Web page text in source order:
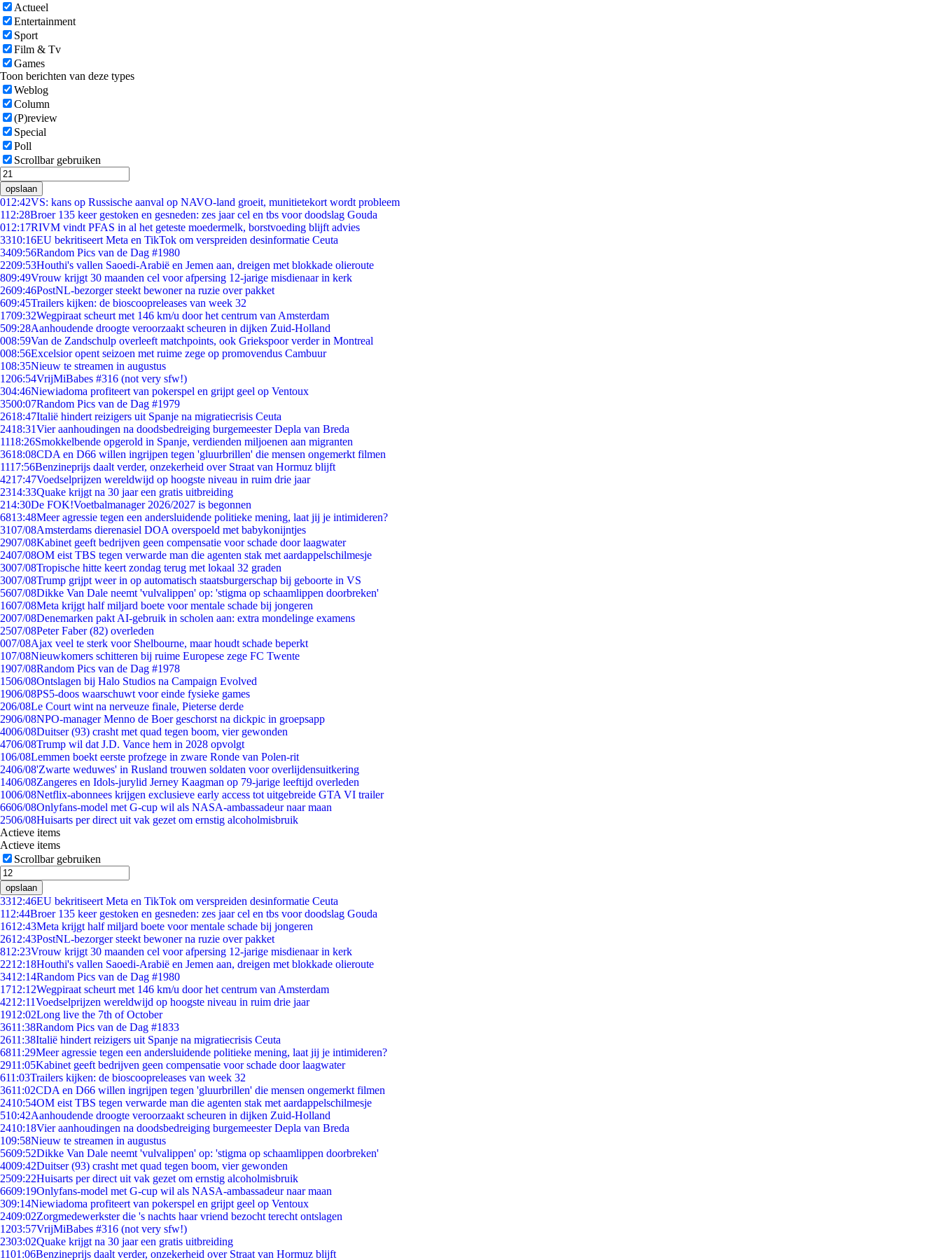
Actueel
Entertainment
Sport
Film & Tv
Games
Toon berichten van deze types
Weblog
Column
(P)review
Special
Poll
Scrollbar gebruiken
opslaan
012:42VS: kans op Russische aanval op NAVO-land groeit, munitietekort wordt probleem
112:28Broer 135 keer gestoken en gesneden: zes jaar cel en tbs voor doodslag Gouda
012:17RIVM vindt PFAS in al het geteste moedermelk, borstvoeding blijft advies
3310:16EU bekritiseert Meta en TikTok om verspreiden desinformatie Ceuta
3409:56Random Pics van de Dag #1980
2209:53Houthi's vallen Saoedi-Arabië en Jemen aan, dreigen met blokkade olieroute
809:49Vrouw krijgt 30 maanden cel voor afpersing 12-jarige misdienaar in kerk
2609:46PostNL-bezorger steekt bewoner na ruzie over pakket
609:45Trailers kijken: de bioscoopreleases van week 32
1709:32Wegpiraat scheurt met 146 km/u door het centrum van Amsterdam
509:28Aanhoudende droogte veroorzaakt scheuren in dijken Zuid-Holland
008:59Van de Zandschulp overleeft matchpoints, ook Griekspoor verder in Montreal
008:56Excelsior opent seizoen met ruime zege op promovendus Cambuur
108:35Nieuw te streamen in augustus
1206:54VrijMiBabes #316 (not very sfw!)
304:46Niewiadoma profiteert van pokerspel en grijpt geel op Ventoux
3500:07Random Pics van de Dag #1979
2618:47Italië hindert reizigers uit Spanje na migratiecrisis Ceuta
2418:31Vier aanhoudingen na doodsbedreiging burgemeester Depla van Breda
1118:26Smokkelbende opgerold in Spanje, verdienden miljoenen aan migranten
3618:08CDA en D66 willen ingrijpen tegen 'gluurbrillen' die mensen ongemerkt filmen
1117:56Benzineprijs daalt verder, onzekerheid over Straat van Hormuz blijft
4217:47Voedselprijzen wereldwijd op hoogste niveau in ruim drie jaar
2314:33Quake krijgt na 30 jaar een gratis uitbreiding
214:30De FOK!Voetbalmanager 2026/2027 is begonnen
6813:48Meer agressie tegen een andersluidende politieke mening, laat jij je intimideren?
3107/08Amsterdams dierenasiel DOA overspoeld met babykonijntjes
2907/08Kabinet geeft bedrijven geen compensatie voor schade door laagwater
2407/08OM eist TBS tegen verwarde man die agenten stak met aardappelschilmesje
3007/08Tropische hitte keert zondag terug met lokaal 32 graden
3007/08Trump grijpt weer in op automatisch staatsburgerschap bij geboorte in VS
5607/08Dikke Van Dale neemt 'vulvalippen' op: 'stigma op schaamlippen doorbreken'
1607/08Meta krijgt half miljard boete voor mentale schade bij jongeren
2007/08Denemarken pakt AI-gebruik in scholen aan: extra mondelinge examens
2507/08Peter Faber (82) overleden
007/08Ajax veel te sterk voor Shelbourne, maar houdt schade beperkt
107/08Nieuwkomers schitteren bij ruime Europese zege FC Twente
1907/08Random Pics van de Dag #1978
1506/08Ontslagen bij Halo Studios na Campaign Evolved
1906/08PS5-doos waarschuwt voor einde fysieke games
206/08Le Court wint na nerveuze finale, Pieterse derde
2906/08NPO-manager Menno de Boer geschorst na dickpic in groepsapp
4006/08Duitser (93) crasht met quad tegen boom, vier gewonden
4706/08Trump wil dat J.D. Vance hem in 2028 opvolgt
106/08Lemmen boekt eerste profzege in zware Ronde van Polen-rit
2406/08'Zwarte weduwes' in Rusland trouwen soldaten voor overlijdensuitkering
1406/08Zangeres en Idols-jurylid Jerney Kaagman op 79-jarige leeftijd overleden
1006/08Netflix-abonnees krijgen exclusieve early access tot uitgebreide GTA VI trailer
6606/08Onlyfans-model met G-cup wil als NASA-ambassadeur naar maan
2506/08Huisarts per direct uit vak gezet om ernstig alcoholmisbruik
Actieve items
Actieve items
Scrollbar gebruiken
opslaan
3312:46EU bekritiseert Meta en TikTok om verspreiden desinformatie Ceuta
112:44Broer 135 keer gestoken en gesneden: zes jaar cel en tbs voor doodslag Gouda
1612:43Meta krijgt half miljard boete voor mentale schade bij jongeren
2612:43PostNL-bezorger steekt bewoner na ruzie over pakket
812:23Vrouw krijgt 30 maanden cel voor afpersing 12-jarige misdienaar in kerk
2212:18Houthi's vallen Saoedi-Arabië en Jemen aan, dreigen met blokkade olieroute
3412:14Random Pics van de Dag #1980
1712:12Wegpiraat scheurt met 146 km/u door het centrum van Amsterdam
4212:11Voedselprijzen wereldwijd op hoogste niveau in ruim drie jaar
1912:02Long live the 7th of October
3611:38Random Pics van de Dag #1833
2611:38Italië hindert reizigers uit Spanje na migratiecrisis Ceuta
6811:29Meer agressie tegen een andersluidende politieke mening, laat jij je intimideren?
2911:05Kabinet geeft bedrijven geen compensatie voor schade door laagwater
611:03Trailers kijken: de bioscoopreleases van week 32
3611:02CDA en D66 willen ingrijpen tegen 'gluurbrillen' die mensen ongemerkt filmen
2410:54OM eist TBS tegen verwarde man die agenten stak met aardappelschilmesje
510:42Aanhoudende droogte veroorzaakt scheuren in dijken Zuid-Holland
2410:18Vier aanhoudingen na doodsbedreiging burgemeester Depla van Breda
109:58Nieuw te streamen in augustus
5609:52Dikke Van Dale neemt 'vulvalippen' op: 'stigma op schaamlippen doorbreken'
4009:42Duitser (93) crasht met quad tegen boom, vier gewonden
2509:22Huisarts per direct uit vak gezet om ernstig alcoholmisbruik
6609:19Onlyfans-model met G-cup wil als NASA-ambassadeur naar maan
309:14Niewiadoma profiteert van pokerspel en grijpt geel op Ventoux
2409:02Zorgmedewerkster die 's nachts haar vriend bezocht terecht ontslagen
1203:57VrijMiBabes #316 (not very sfw!)
2303:02Quake krijgt na 30 jaar een gratis uitbreiding
1101:06Benzineprijs daalt verder, onzekerheid over Straat van Hormuz blijft